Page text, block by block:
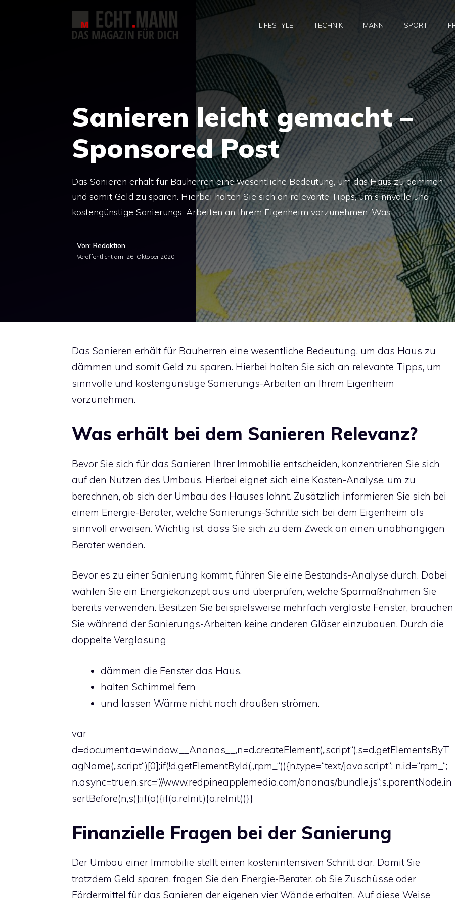
LIFESTYLE TECHNIK MANN SPORT
Sanieren leicht gemacht –
Sponsored Post
Das Sanieren erhält für Bauherren eine wesentliche Bedeutung, um das Haus zu dämmen
und somit Geld zu sparen. Hierbei halten Sie sich an relevante Tipps, um sinnvolle und
kostengünstige Sanierungs-Arbeiten an Ihrem Eigenheim vorzunehmen. Was …
Von: Redaktion
Veröffentlicht am: 26. Oktober 2020
Das Sanieren erhält für Bauherren eine wesentliche Bedeutung, um das Haus zu
dämmen und somit Geld zu sparen. Hierbei halten Sie sich an relevante Tipps, um
sinnvolle und kostengünstige Sanierungs-Arbeiten an Ihrem Eigenheim
vorzunehmen.
Was erhält bei dem Sanieren Relevanz?
Bevor Sie sich für das Sanieren Ihrer Immobilie entscheiden, konzentrieren Sie sich
auf den Nutzen des Umbaus. Hierbei eignet sich eine Kosten-Analyse, um zu
berechnen, ob sich der Umbau des Hauses lohnt. Zusätzlich informieren Sie sich bei
einem Energie-Berater, welche Sanierungs-Schritte sich bei dem Eigenheim als
sinnvoll erweisen. Wichtig ist, dass Sie sich zu dem Zweck an einen unabhängigen
Berater wenden.
Bevor es zu einer Sanierung kommt, führen Sie eine Bestands-Analyse durch. Dabei
wählen Sie ein Energiekonzept aus und überprüfen, welche Sparmaßnahmen Sie
bereits verwenden. Besitzen Sie beispielsweise mehrfach verglaste Fenster, brauchen
Sie während der Sanierungs-Arbeiten keine anderen Gläser einzubauen. Durch die
doppelte Verglasung
dämmen die Fenster das Haus,
halten Schimmel fern
und lassen Wärme nicht nach draußen strömen.
var
d=document,a=window.__Ananas__,n=d.createElement(„script“),s=d.getElementsByT
agName(„script“)[0];if(!d.getElementById(„rpm_“)){n.type=“text/javascript“; n.id=“rpm_“;
n.async=true;n.src=“//www.redpineapplemedia.com/ananas/bundle.js“;s.parentNode.in
sertBefore(n,s)};if(a){if(a.reInit){a.reInit()}}
Finanzielle Fragen bei der Sanierung
Der Umbau einer Immobilie stellt einen kostenintensiven Schritt dar. Damit Sie
trotzdem Geld sparen, fragen Sie den Energie-Berater, ob Sie Zuschüsse oder
Fördermittel für das Sanieren der eigenen vier Wände erhalten. Auf diese Weise